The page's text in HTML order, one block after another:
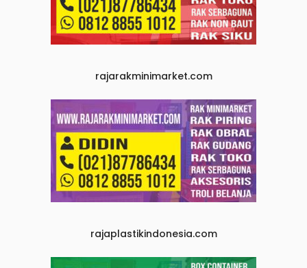
rajarakminimarket.com
rajaplastikindonesia.com